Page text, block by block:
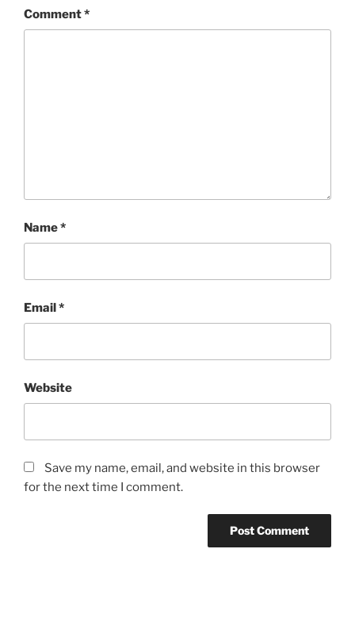
Comment*
Name*
Email*
Website
Save my name, email, and website in this browser
for the next time I comment.